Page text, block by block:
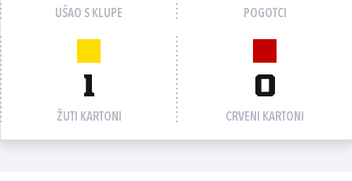
UŠAO S KLUPE POGOTCI
1
ŽUTI KARTONI
0
CRVENI KARTONI